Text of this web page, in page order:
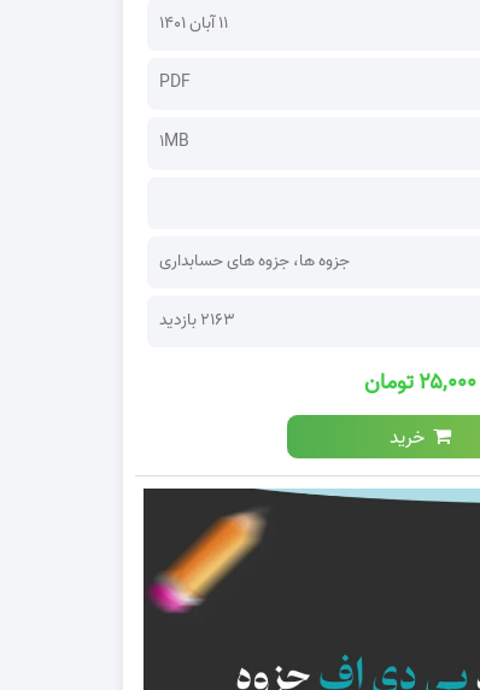
۱۱ آبان ۱۴۰۱
PDF
1MB
جزوه ها،جزوه های حسابداری
2163 بازدید
۲۵,۰۰۰ تومان
خرید